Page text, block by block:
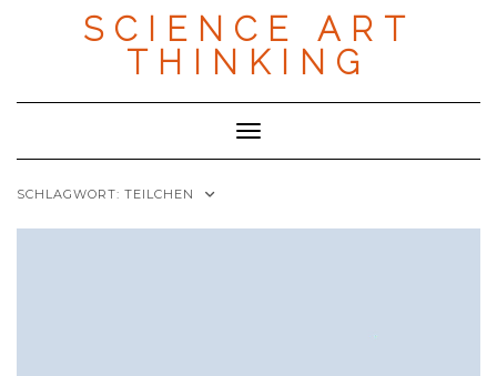
SCIENCE ART
THINKING
Toggle Navigation
SCHLAGWORT: TEILCHEN